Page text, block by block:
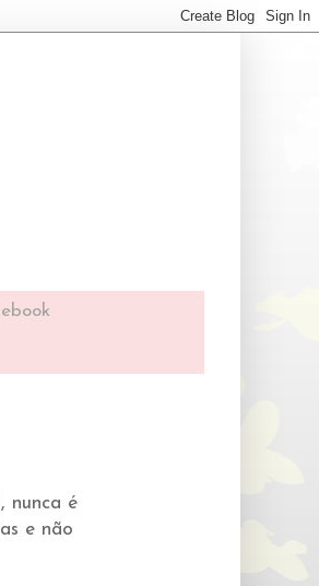
nunca é
e não